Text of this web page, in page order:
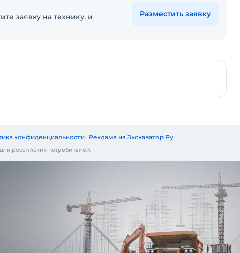
заявку на технику, и
Разместить заявку
конфиденциальности Реклама на Экскаватор Ру
российских потребителей.